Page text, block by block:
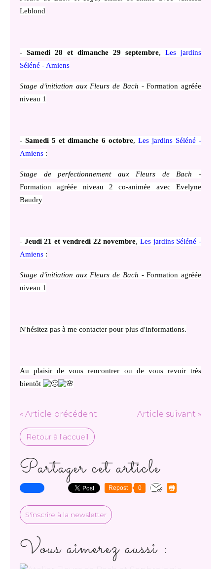
Leblond
- Samedi 28 et dimanche 29 septembre, Les jardins
Séléné - Amiens
Stage d'initiation aux Fleurs de Bach - Formation agréée
niveau 1
- Samedi 5 et dimanche 6 octobre, Les jardins Séléné -
Amiens :
Stage de perfectionnement aux Fleurs de Bach -
Formation agréée niveau 2 co-animée avec Evelyne
Baudry
- Jeudi 21 et vendredi 22 novembre, Les jardins Séléné -
Amiens :
Stage d'initiation aux Fleurs de Bach - Formation agréée
niveau 1
N'hésitez pas à me contacter pour plus d'informations.
Au plaisir de vous rencontrer ou de vous revoir très
bientôt
« Article précédent Article suivant »
Retour à l'accueil
Partager cet article
Repost 0
S'inscrire à la newsletter
Vous aimerez aussi :